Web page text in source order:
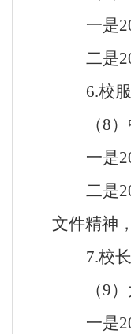
一是
二是
6.校
（8
一是
二是
文件精神
7.校
（9
一是